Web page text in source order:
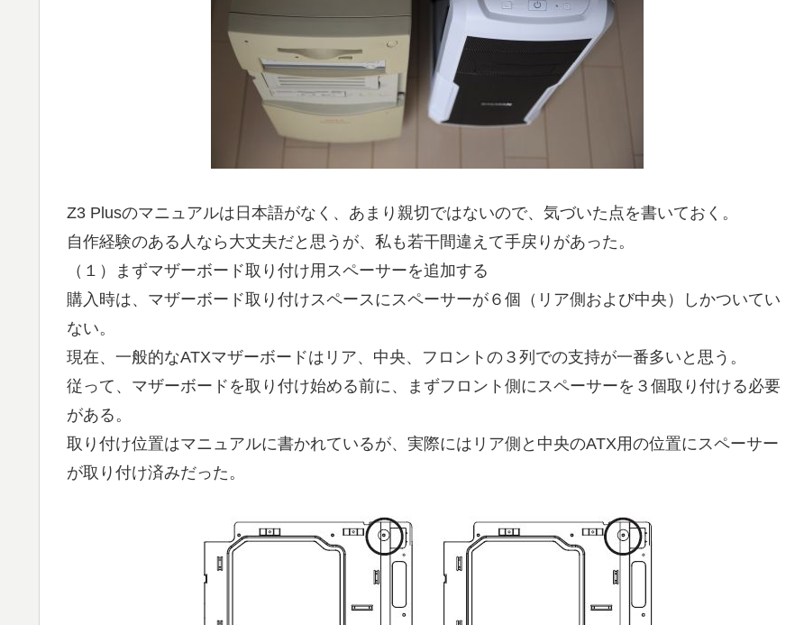
Z3 Plusのマニュアルは日本語がなく、あまり親切ではないので、気づいた点を書いておく。
自作経験のある人なら大丈夫だと思うが、私も若干間違えて手戻りがあった。
（１）まずマザーボード取り付け用スペーサーを追加する
購入時は、マザーボード取り付けスペースにスペーサーが６個（リア側および中央）しかついてい
ない。
現在、一般的なATXマザーボードはリア、中央、フロントの３列での支持が一番多いと思う。
従って、マザーボードを取り付け始める前に、まずフロント側にスペーサーを３個取り付ける必要
がある。
取り付け位置はマニュアルに書かれているが、実際にはリア側と中央のATX用の位置にスペーサー
が取り付け済みだった。